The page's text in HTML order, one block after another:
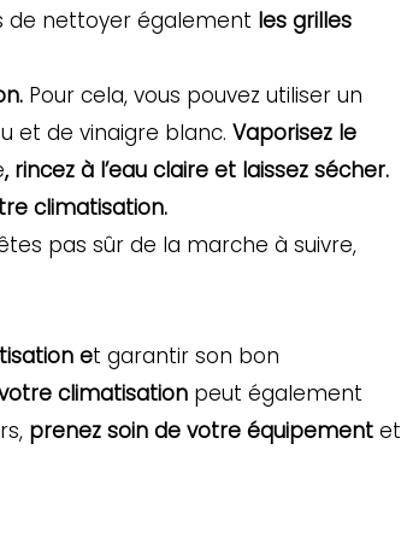
de nettoyer également les grilles
Pour cela, vous pouvez utiliser un
et de vinaigre blanc. Vaporisez le
, rincez à l’eau claire et laissez sécher.
climatisation.
pas sûr de la marche à suivre,
et garantir son bon
climatisation peut également
prenez soin de votre équipement et